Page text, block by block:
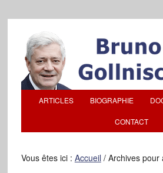
ARTICLES BIOGRAPHIE
CONTACT
Vous êtes ici : Accueil /Archives pour